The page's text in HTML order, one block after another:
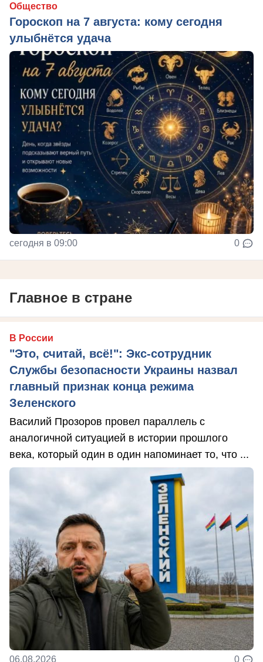
Общество
Гороскоп на 7 августа: кому сегодня
улыбнётся удача
сегодня в 09:00 0
Главное в стране
В России
"Это, считай, всё!": Экс-сотрудник
Службы безопасности Украины назвал
главный признак конца режима
Зеленского
Василий Прозоров провел параллель с
аналогичной ситуацией в истории прошлого
века, который один в один напоминает то, что ...
06.08.2026 0